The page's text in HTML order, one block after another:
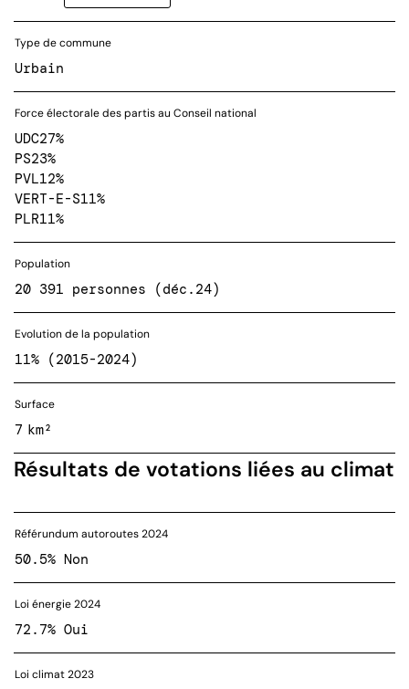
Type de commune
Urbain
Force électorale des partis au Conseil national
UDC27%
PS23%
PVL12%
VERT-E-S11%
PLR11%
Population
20 391 personnes (déc.24)
Evolution de la population
11% (2015-2024)
Surface
7 km²
Résultats de votations liées au climat
Référundum autoroutes 2024
50.5% Non
Loi énergie 2024
72.7% Oui
Loi climat 2023